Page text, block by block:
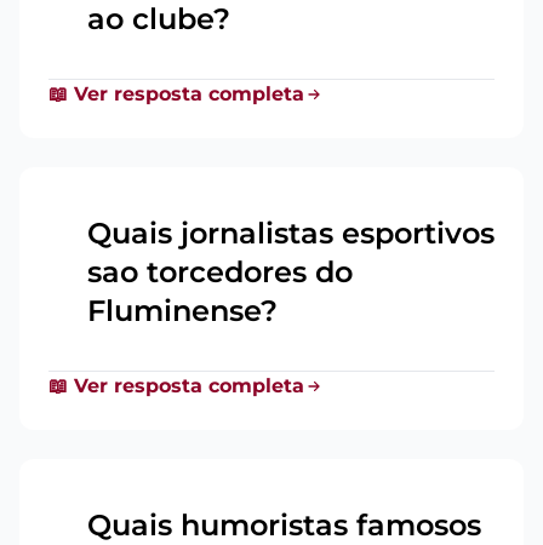
ao clube?
📖 Ver resposta completa
Quais jornalistas esportivos
sao torcedores do
Fluminense?
📖 Ver resposta completa
Quais humoristas famosos